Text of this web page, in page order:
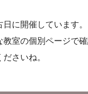
に開催しています。
室の個別ページで確
さいね。